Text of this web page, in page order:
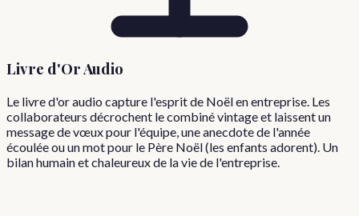
Livre d'Or Audio
Le livre d'or audio capture l'esprit de Noël en entreprise. Les
collaborateurs décrochent le combiné vintage et laissent un
message de vœux pour l'équipe, une anecdote de l'année
écoulée ou un mot pour le Père Noël (les enfants adorent). Un
bilan humain et chaleureux de la vie de l'entreprise.